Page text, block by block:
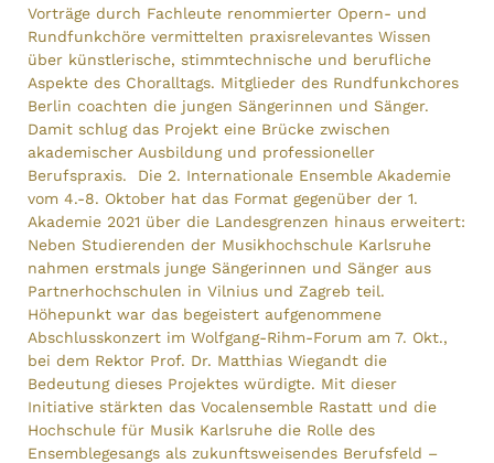
Vorträge durch Fachleute renommierter Opern- und
Rundfunkchöre vermittelten praxisrelevantes Wissen
über künstlerische, stimmtechnische und berufliche
Aspekte des Choralltags. Mitglieder des Rundfunkchores
Berlin coachten die jungen Sängerinnen und Sänger.
Damit schlug das Projekt eine Brücke zwischen
akademischer Ausbildung und professioneller
Berufspraxis. Die 2. Internationale Ensemble Akademie
vom 4.-8. Oktober hat das Format gegenüber der 1.
Akademie 2021 über die Landesgrenzen hinaus erweitert:
Neben Studierenden der Musikhochschule Karlsruhe
nahmen erstmals junge Sängerinnen und Sänger aus
Partnerhochschulen in Vilnius und Zagreb teil.
Höhepunkt war das begeistert aufgenommene
Abschlusskonzert im Wolfgang-Rihm-Forum am 7. Okt.,
bei dem Rektor Prof. Dr. Matthias Wiegandt die
Bedeutung dieses Projektes würdigte. Mit dieser
Initiative stärkten das Vocalensemble Rastatt und die
Hochschule für Musik Karlsruhe die Rolle des
Ensemblegesangs als zukunftsweisendes Berufsfeld –